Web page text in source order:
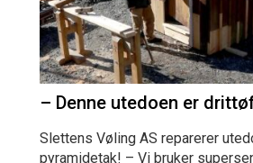
– Denne utedoen er
Slettens Vøling AS reparerer
pyramidetak! – Vi bruker